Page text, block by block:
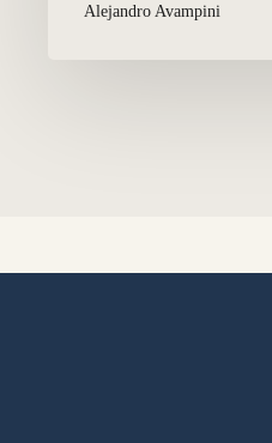
Alejandro Avampini